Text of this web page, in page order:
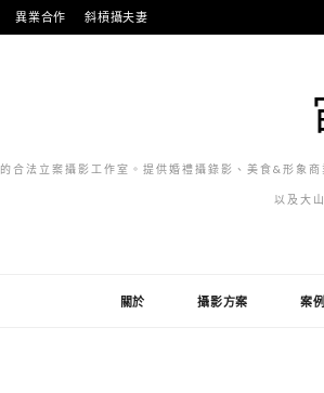
異業合作 斜槓攝夫妻
合法立案攝影工作室。提供婚禮攝錄影、美食&形象
以及大
關於 攝影方案 案